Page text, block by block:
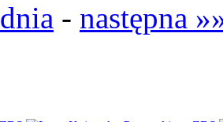
- następna